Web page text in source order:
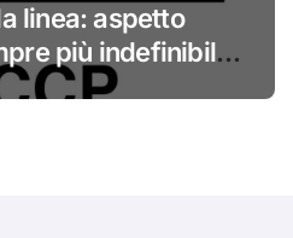
linea: aspetto
più indefinibile